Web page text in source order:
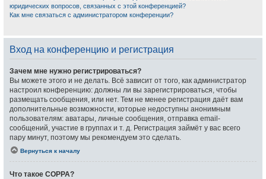
юридических вопросов, связанных с этой конференцией?
Как мне связаться с администратором конференции?
Вход на конференцию и регистрация
Зачем мне нужно регистрироваться?
Вы можете этого и не делать. Всё зависит от того, как администратор
настроил конференцию: должны ли вы зарегистрироваться, чтобы
размещать сообщения, или нет. Тем не менее регистрация даёт вам
дополнительные возможности, которые недоступны анонимным
пользователям: аватары, личные сообщения, отправка email-
сообщений, участие в группах и т. д. Регистрация займёт у вас всего
пару минут, поэтому мы рекомендуем это сделать.
Вернуться к началу
Что такое COPPA?